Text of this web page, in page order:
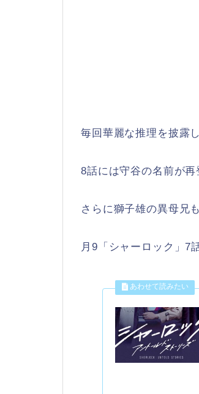
毎回華麗な推理を披露
8話には守谷の名前が再
さらに獅子雄の異母兄
月9「シャーロック」7